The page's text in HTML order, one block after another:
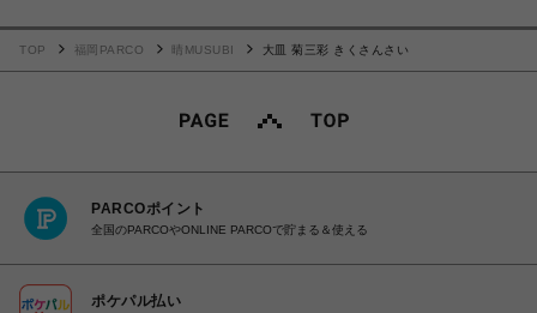
TOP 福岡PARCO 晴MUSUBI 大皿 菊三彩 きくさんさい
PARCOポイント
全国のPARCOやONLINE PARCOで貯まる＆使える
ポケパル払い